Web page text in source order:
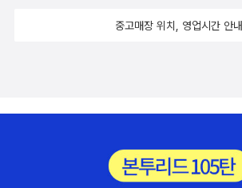
중고매장 위치, 영업시간 안내